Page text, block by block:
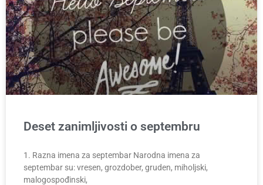
Deset zanimljivosti o septembru
1. Razna imena za septembar Narodna imena za
septembar su: vresen, grozdober, gruden, miholjski,
malogospođinski,